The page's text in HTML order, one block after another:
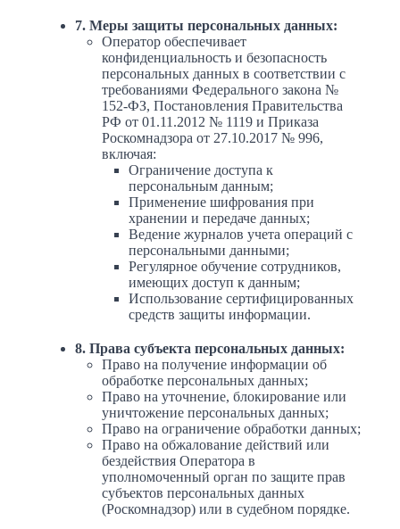
7. Меры защиты персональных данных:
Оператор обеспечивает
конфиденциальность и безопасность
персональных данных в соответствии с
требованиями Федерального закона №
152-ФЗ, Постановления Правительства
РФ от 01.11.2012 № 1119 и Приказа
Роскомнадзора от 27.10.2017 № 996,
включая:
Ограничение доступа к
персональным данным;
Применение шифрования при
хранении и передаче данных;
Ведение журналов учета операций с
персональными данными;
Регулярное обучение сотрудников,
имеющих доступ к данным;
Использование сертифицированных
средств защиты информации.
8. Права субъекта персональных данных:
Право на получение информации об
обработке персональных данных;
Право на уточнение, блокирование или
уничтожение персональных данных;
Право на ограничение обработки данных;
Право на обжалование действий или
бездействия Оператора в
уполномоченный орган по защите прав
субъектов персональных данных
(Роскомнадзор) или в судебном порядке.